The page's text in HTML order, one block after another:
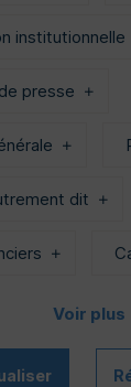
institutionnelle
presse
dit
Voir plus